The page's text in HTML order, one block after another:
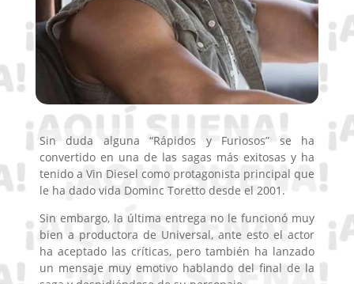
Sin duda alguna “Rápidos y Furiosos” se ha
convertido en una de las sagas más exitosas y ha
tenido a Vin Diesel como protagonista principal que
le ha dado vida Dominc Toretto desde el 2001.
Sin embargo, la última entrega no le funcionó muy
bien a productora de Universal, ante esto el actor
ha aceptado las críticas, pero también ha lanzado
un mensaje muy emotivo hablando del final de la